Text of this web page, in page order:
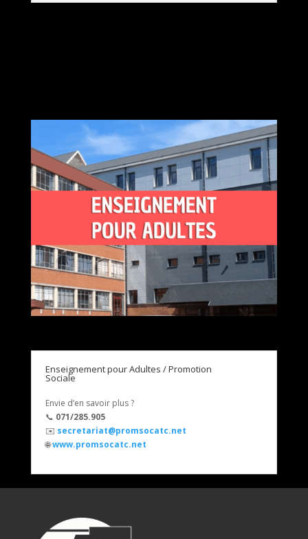
Enseignement pour Adultes / Promotion
Sociale
Envie d’en savoir plus ?
📞 071/285.905
✉️ secretariat@promsocatc.net
🌐www.promsocatc.net